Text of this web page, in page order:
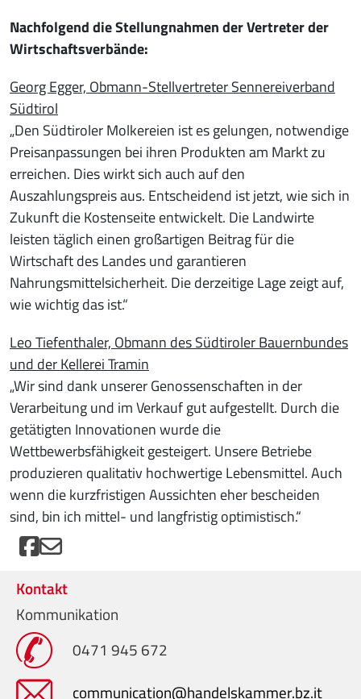
Nachfolgend die Stellungnahmen der Vertreter der
Wirtschaftsverbände:
Georg Egger, Obmann-Stellvertreter Sennereiverband
Südtirol
„Den Südtiroler Molkereien ist es gelungen, notwendige
Preisanpassungen bei ihren Produkten am Markt zu
erreichen. Dies wirkt sich auch auf den
Auszahlungspreis aus. Entscheidend ist jetzt, wie sich in
Zukunft die Kostenseite entwickelt. Die Landwirte
leisten täglich einen großartigen Beitrag für die
Wirtschaft des Landes und garantieren
Nahrungsmittelsicherheit. Die derzeitige Lage zeigt auf,
wie wichtig das ist.“
Leo Tiefenthaler, Obmann des Südtiroler Bauernbundes
und der Kellerei Tramin
„Wir sind dank unserer Genossenschaften in der
Verarbeitung und im Verkauf gut aufgestellt. Durch die
getätigten Innovationen wurde die
Wettbewerbsfähigkeit gesteigert. Unsere Betriebe
produzieren qualitativ hochwertige Lebensmittel. Auch
wenn die kurzfristigen Aussichten eher bescheiden
sind, bin ich mittel- und langfristig optimistisch.“
Kontakt
Kommunikation
0471 945 672
communication@handelskammer.bz.it